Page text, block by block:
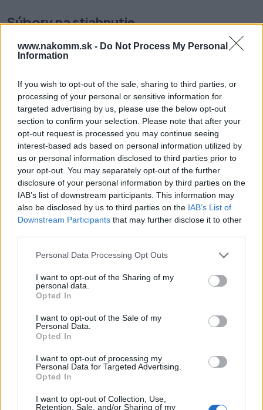
www.nakomm.sk - Do Not Process My Personal
Information
If you wish to opt-out of the sale, sharing to third parties, or
processing of your personal or sensitive information for
targeted advertising by us, please use the below opt-out
section to confirm your selection. Please note that after your
opt-out request is processed you may continue seeing
interest-based ads based on personal information utilized by
us or personal information disclosed to third parties prior to
your opt-out. You may separately opt-out of the further
disclosure of your personal information by third parties on the
IAB’s list of downstream participants. This information may
also be disclosed by us to third parties on the IAB’s List of
Downstream Participants that may further disclose it to other
Personal Data Processing Opt Outs
I want to opt-out of the Sharing of my
personal data.
Opted In
I want to opt-out of the Sale of my
Personal Data.
Opted In
I want to opt-out of processing my
Personal Data for Targeted Advertising.
Opted In
I want to opt-out of Collection, Use,
Retention, Sale, and/or Sharing of my
Súbory na stiahnutie
Karta_produktowa_CS-
Prečo si vybrať tento produkt?
Tenká úchytka s minimalistickým dizajnom, ktorá dodá dvierku
len jemný dekoratívny akcent.
Parametre
EAN: 5908231319166
Výrobca: GTV
Kategórie: Nábytkové úchytky
Farba:
Obsah balenia: 1x úchytka, 2x skrutka
Rozteč:
Typ úchytky: Moderné